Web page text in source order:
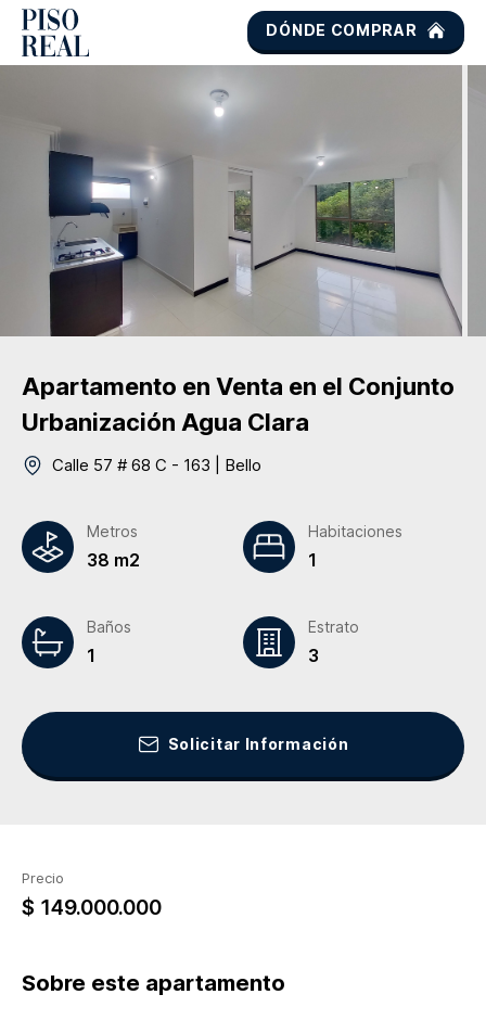
DÓNDE COMPRAR
Apartamento en Venta en el Conjunto
Urbanización Agua Clara
Calle 57 # 68 C - 163 Bello
Metros
38 m2
Habitaciones
1
Baños
1
Estrato
3
Solicitar Información
Precio
$ 149.000.000
Sobre este apartamento